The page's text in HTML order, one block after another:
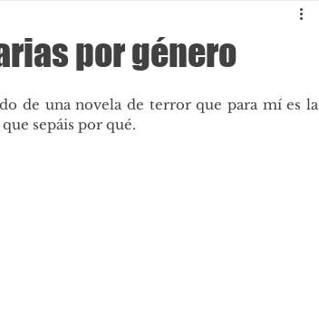
por género
de una novela de terror que para mí es la
sepáis por qué.